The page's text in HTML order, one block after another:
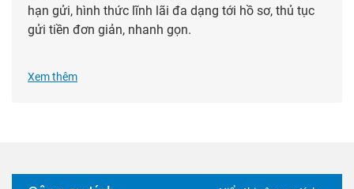
hạn gửi, hình thức lĩnh lãi đa dạng tới hồ sơ, thủ tục
gửi tiền đơn giản, nhanh gọn.
Xem thêm